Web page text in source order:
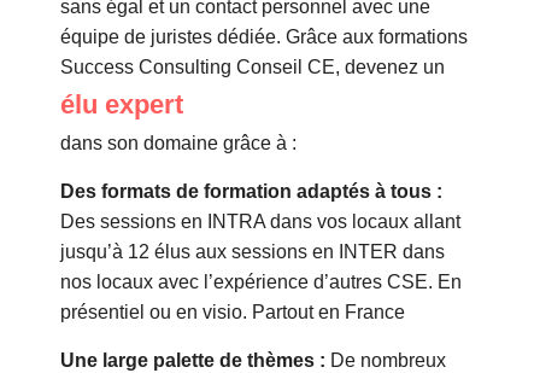
sans égal et un contact personnel avec une
équipe de juristes dédiée. Grâce aux formations
Success Consulting Conseil CE, devenez un
élu expert
dans son domaine grâce à :
Des formats de formation adaptés à tous :
Des sessions en INTRA dans vos locaux allant
jusqu’à 12 élus aux sessions en INTER dans
nos locaux avec l’expérience d’autres CSE. En
présentiel ou en visio. Partout en France
Une large palette de thèmes : De nombreux